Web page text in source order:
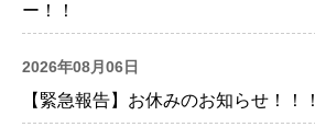
ー！！
2026年08月06日
【緊急報告】お休みのお知らせ！！！